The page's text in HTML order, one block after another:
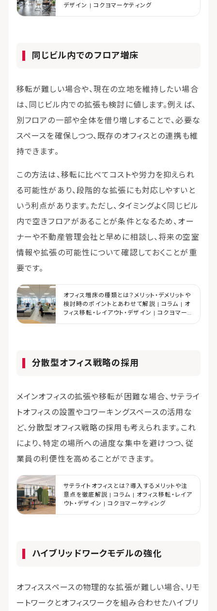
デザイン | コクヨマーケティング
同じビル内でのフロア増床
移転が難しい場合や、現在の立地を維持したい場合
は、同じビル内での拡張も検討に値します。例えば、
別フロアの一部や全体を借り増しすることで、必要な
スペースを確保しつつ、既存のオフィスとの連携も維
持できます。
この方法は、移転に比べてコストや労力を抑えられ
る可能性があり、段階的な拡張にも対応しやすいと
いう利点があります。ただし、タイミングよく同じビル
内で空きフロアがあることが条件となるため、オー
ナーや不動産管理会社と早めに相談し、将来の空室
情報や拡張の可能性について確認しておくことが重
要です。
オフィス増床の種類とは？メリット・デメリットや
検討時のポイントとあわせて解説 | コラム | オ
フィス移転・レイアウト・デザイン | コクヨマー
分散型オフィス戦略の採用
メインオフィスの拡張や移転が困難な場合、サテライ
トオフィスの設置やコワーキングスペースの活用な
ど、分散型オフィス戦略の採用も考えられます。これ
により、特定の場所への過度な集中を避けつつ、従
業員の利便性を高めることができます。
サテライトオフィスとは？導入するメリットや注
意点を徹底解説 | コラム | オフィス移転・レイア
ウト・デザイン | コクヨマーケティング
ハイブリッドワークモデルの強化
オフィススペースの物理的な拡張が難しい場合、リモ
ートワークとオフィスワークを組み合わせたハイブリ